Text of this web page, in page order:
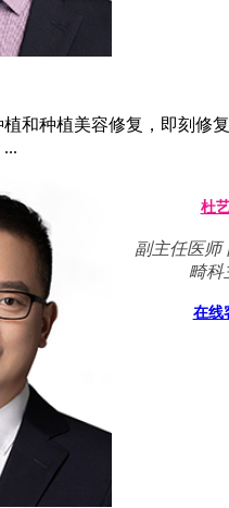
和种植美容修复，即刻修
杜
副主任医师
畸科
在线